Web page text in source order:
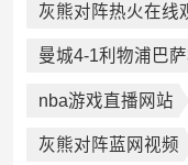
灰熊对阵热火在线
曼城4-1利物浦巴
nba游戏直播网站
灰熊对阵蓝网视频